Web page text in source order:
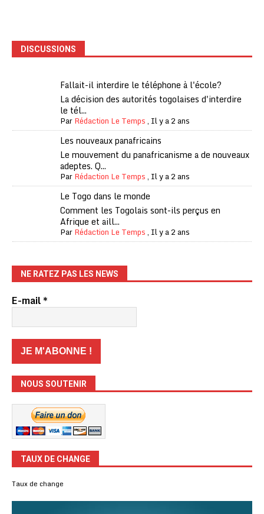
DISCUSSIONS
Fallait-il interdire le téléphone à l'école?
La décision des autorités togolaises d'interdire
le tél...
ParRédaction Le Temps, Il y a 2 ans
Les nouveaux panafricains
Le mouvement du panafricanisme a de nouveaux
adeptes. Q...
ParRédaction Le Temps, Il y a 2 ans
Le Togo dans le monde
Comment les Togolais sont-ils perçus en
Afrique et aill...
ParRédaction Le Temps, Il y a 2 ans
NE RATEZ PAS LES NEWS
E-mail*
NOUS SOUTENIR
TAUX DE CHANGE
Taux de change